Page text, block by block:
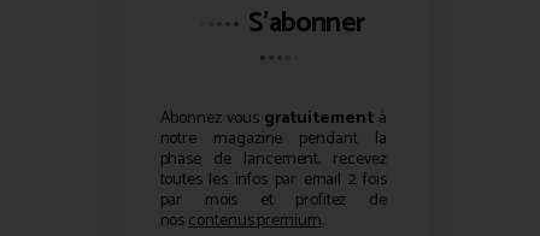
S'abonner
Abonnez vous gratuitementà
notre magazine pendant la
phase de lancement, recevez
toutes les infos par email 2 fois
par mois et profitez de
noscontenus premium.